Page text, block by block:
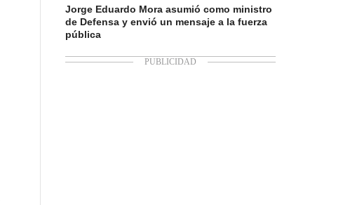
Jorge Eduardo Mora asumió como ministro
de Defensa y envió un mensaje a la fuerza
pública